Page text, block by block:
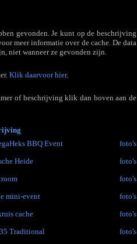
gevonden. Je kunt op de beschrijving
meer informatie over de cache. De data
niet wanneer ze gevonden zijn.
Klik daarvoor hier.
of beschrijving klik dan boven aan de
BBQ Event
foto's
Heide
foto's
foto's
mini-event
foto's
cache
foto's
Traditional
foto's